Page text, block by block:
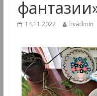
14.11.2022 hvadmin